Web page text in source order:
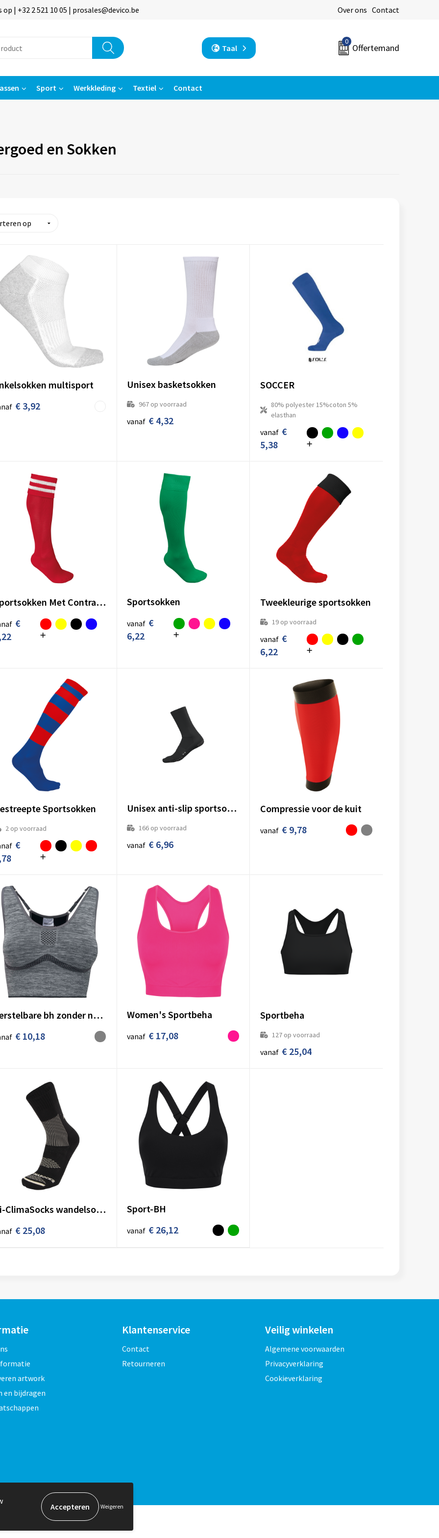
| +32 2 521 10 05 | prosales@devico.be Over ons Contact
Taal
0
Offertemand
Sport Werkkleding Textiel Contact
en Sokken
multisport
€ 3,92
Unisex basketsokken
967op voorraad
vanaf € 4,32
SOCCER
80% polyester 15%coton 5%
elasthan
vanaf €
5,38
Sportsokken Met Contraststrepen
€
Sportsokken
vanaf €
6,22
Tweekleurige sportsokken
19 op voorraad
vanaf €
6,22
Sportsokken
2op voorraad
€
Unisex anti-slip sportsokken
166op voorraad
vanaf € 6,96
Compressie voor de kuit
vanaf € 9,78
Verstelbare bh zonder naad
€ 10,18
Women's Sportbeha
vanaf € 17,08
Sportbeha
127 op voorraad
vanaf € 25,04
Bi-ClimaSocks wandelsokken
€ 25,08
Sport-BH
vanaf € 26,12
artwork
en bijdragen
Klantenservice
Contact
Retourneren
Veilig winkelen
Algemene voorwaarden
Privacyverklaring
Cookieverklaring
Weigeren